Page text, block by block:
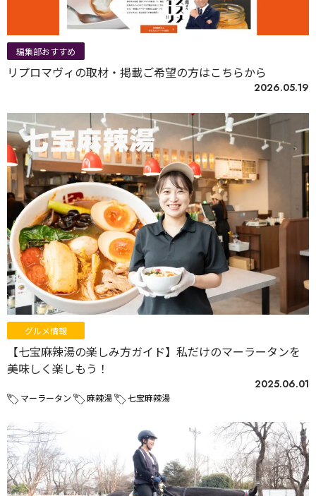
編集部おすすめ
リプロマヴィの取材・掲載ご希望の方はこちらから
2026.05.19
グルメ情報
【七宝麻辣湯の楽しみ方ガイド】私だけのマーラータンを
美味しく楽しもう！
2025.06.01
マーラータン 麻辣湯 七宝麻辣湯